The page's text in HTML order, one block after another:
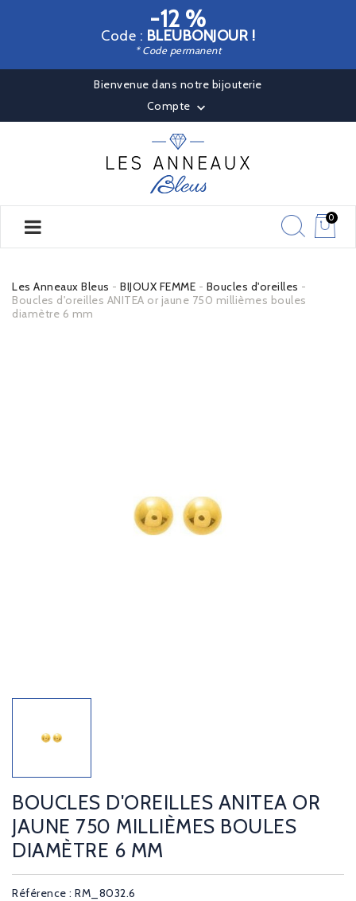
-12 %
Code : BLEUBONJOUR !
* Code permanent
Bienvenue dans notre bijouterie
Compte 
0
Les Anneaux Bleus BIJOUX FEMME
Boucles d'oreilles
Boucles d'oreilles ANITEA or jaune 750 millièmes boules
diamètre 6 mm
BOUCLES D'OREILLES ANITEA OR
JAUNE 750 MILLIÈMES BOULES
DIAMÈTRE 6 MM
Référence : RM_8032.6